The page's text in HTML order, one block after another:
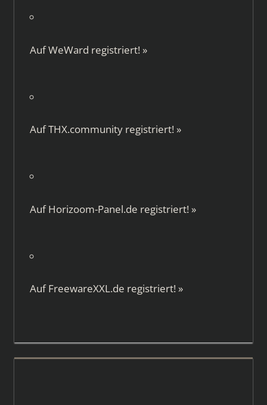
AufWeWard registriert! »
AufTHX.communityregistriert! »
AufHorizoom-Panel.de registriert! »
AufFreewareXXL.de registriert! »